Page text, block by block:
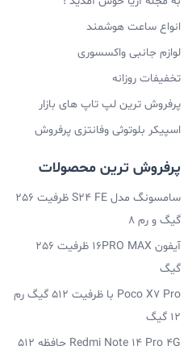
انواع ساعت هوشمند
لوازم جانبی واکسسوری
تخفیفات روزانه
پرفروش ترین لپ تاپ های بازار
اسپیکر بلوتوثی وفانتزی پرفروش
پرفروش ترین محصولات
سامسونگ مدل S24 FE ظرفیت 256
گیگ و رم 8
آیفون 16PRO MAX ظرفیت 256
گیگ
Poco X7 Pro با ظرفیت 512 گیگ رم
12 گیگ
Redmi Note 14 Pro 4G حافظه 512